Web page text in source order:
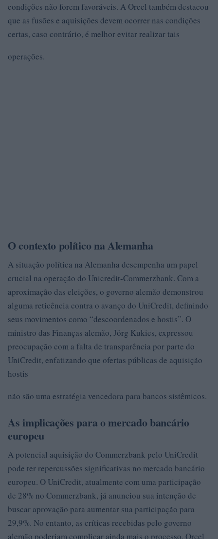
condições não forem favoráveis. A Orcel também destacou
que as fusões e aquisições devem ocorrer nas condições
certas, caso contrário, é melhor evitar realizar tais
operações.
O contexto político na Alemanha
A situação política na Alemanha desempenha um papel
crucial na operação do Unicredit-Commerzbank. Com a
aproximação das eleições, o governo alemão demonstrou
alguma reticência contra o avanço do UniCredit, definindo
seus movimentos como “descoordenados e hostis”. O
ministro das Finanças alemão, Jörg Kukies, expressou
preocupação com a falta de transparência por parte do
UniCredit, enfatizando que ofertas públicas de aquisição
hostis
não são uma estratégia vencedora para bancos sistêmicos.
As implicações para o mercado bancário
europeu
A potencial aquisição do Commerzbank pelo UniCredit
pode ter repercussões significativas no mercado bancário
europeu. O UniCredit, atualmente com uma participação
de 28% no Commerzbank, já anunciou sua intenção de
buscar aprovação para aumentar sua participação para
29,9%. No entanto, as críticas recebidas pelo governo
alemão poderiam complicar ainda mais o processo. Orcel